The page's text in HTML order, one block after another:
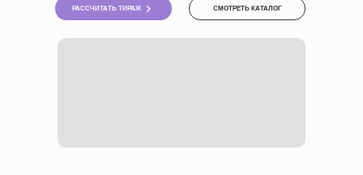
СМОТРЕТЬ КАТАЛОГ
РАССЧИТАТЬ ТИРАЖ